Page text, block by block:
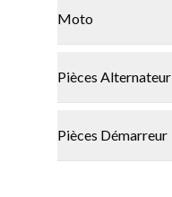
Moto
Pièces Alternateur
Pièces Démarreur